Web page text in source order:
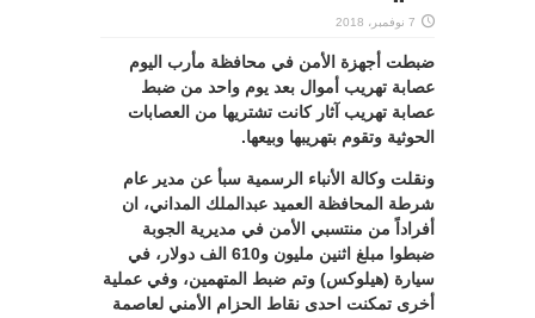
7 نوفمبر، 2018
ضبطت أجهزة الأمن في محافظة مأرب اليوم
عصابة تهريب أموال بعد يوم واحد من ضبط
عصابة تهريب آثار كانت تشتريها من العصابات
الحوثية وتقوم بتهريبها وبيعها.
ونقلت وكالة الأنباء الرسمية سبأ عن مدير عام
شرطة المحافظة العميد عبدالملك المداني، ان
أفراداً من منتسبي الأمن في مديرية الجوبة
ضبطوا مبلغ اثنين مليون و610 الف دولار، في
سيارة (هيلوكس) وتم ضبط المتهمين، وفي عملية
أخرى تمكنت احدى نقاط الحزام الأمني لعاصمة